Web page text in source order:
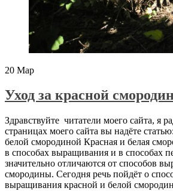
20 Мар
Уход за красной
Здравствуйте читатели моего сайта, я
страницах моего сайта вы надёте
белой смородиной Красная и белая
в способах выращивания и в способах
значительно отличаются от способов
смородины. Сегодня речь пойдёт о
выращивания красной и белой